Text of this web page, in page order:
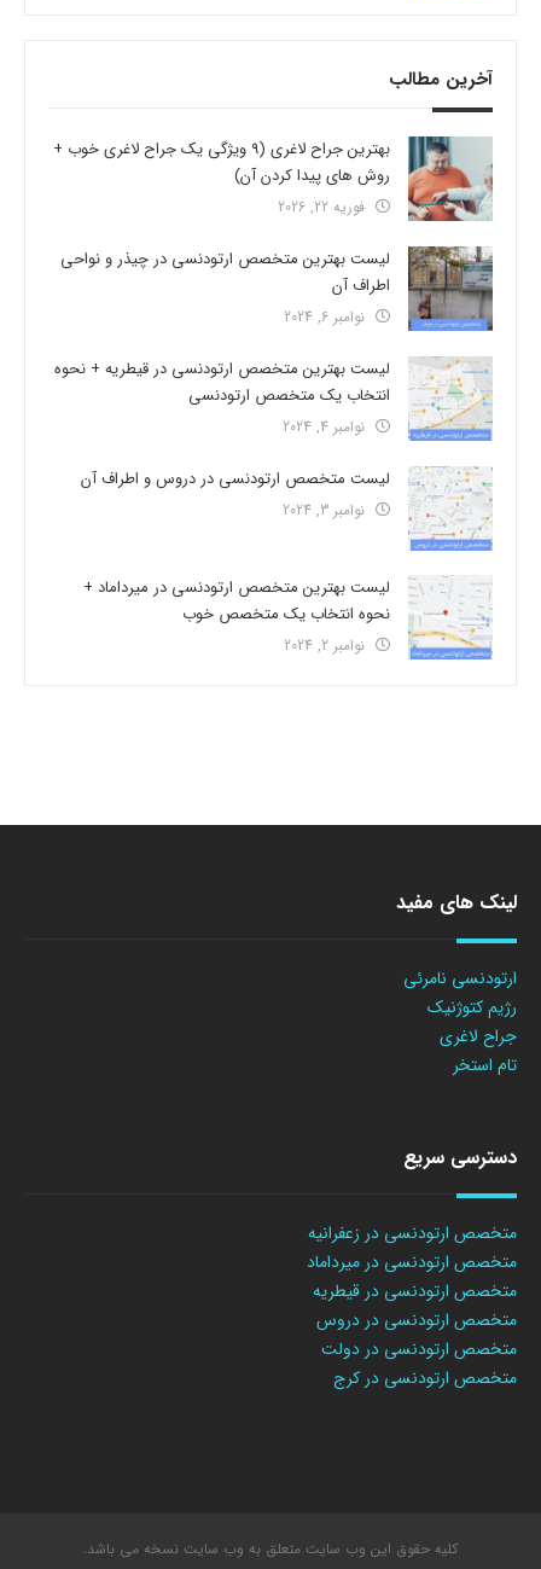
آخرین مطالب
بهترین جراح لاغری (9 ویژگی یک جراح لاغری خوب +
روش های پیدا کردن آن)
فوریه 22, 2026
لیست بهترین متخصص ارتودنسی در چیذر و نواحی
اطراف آن
نوامبر 6, 2024
لیست بهترین متخصص ارتودنسی در قیطریه + نحوه
انتخاب یک متخصص ارتودنسی
نوامبر 4, 2024
لیست متخصص ارتودنسی در دروس و اطراف آن
نوامبر 3, 2024
لیست بهترین متخصص ارتودنسی در میرداماد +
نحوه انتخاب یک متخصص خوب
نوامبر 2, 2024
لینک های مفید
ارتودنسی نامرئی
رژیم کتوژنیک
جراح لاغری
تام استخر
دسترسی سریع
متخصص ارتودنسی در زعفرانیه
متخصص ارتودنسی در میرداماد
متخصص ارتودنسی در قیطریه
متخصص ارتودنسی در دروس
متخصص ارتودنسی در دولت
متخصص ارتودنسی در کرج
کلیه حقوق این وب سایت متعلق به وب سایت نسخه می باشد.